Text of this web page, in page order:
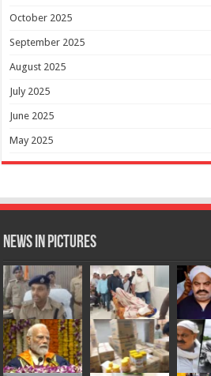
October 2025
September 2025
August 2025
July 2025
June 2025
May 2025
News in Pictures